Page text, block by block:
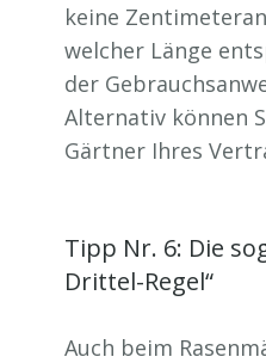
keine
welcher Länge
der
Alternativ können
Gärtner Ihres
Tipp Nr. 6: Die
Drittel-Regel“
Auch beim